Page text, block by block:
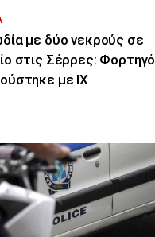
με δύο νεκρούς σε
στις Σέρρες: Φορτηγό
με ΙΧ